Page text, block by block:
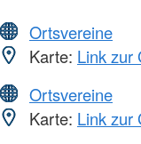
Ortsvereine
Karte: Link zur
Ortsvereine
Karte: Link zur